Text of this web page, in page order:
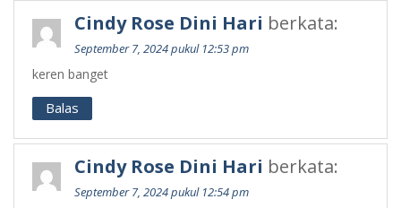
Cindy Rose Dini Hari berkata:
September 7, 2024 pukul 12:53 pm
keren banget
Balas
Cindy Rose Dini Hari berkata:
September 7, 2024 pukul 12:54 pm